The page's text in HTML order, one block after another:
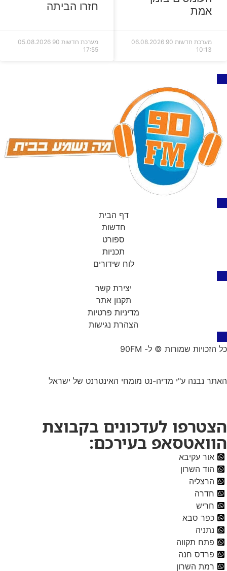
אמת
מערכת חדשות 90
06.08.2026
10:13
חזרו הביתה
מערכת חדשות 90
05.08.2026
17:55
דף הבית
חדשות
ספורט
תכניות
לוח שידורים
יצירת קשר
תקנון אתר
מדיניות פרטיות
הצהרת נגישות
כל הזכויות שמורות © ל- 90FM
האתר נבנה ע"י מדיה-נט מומחי האינטרנט של ישראל
הצטרפו לעדכונים בקבוצת
הוואטסאפ בעירכם:
אור עקיבא
הוד השרון
הרצליה
חדרה
חריש
כפר סבא
נתניה
פתח תקווה
פרדס חנה
רמת השרון